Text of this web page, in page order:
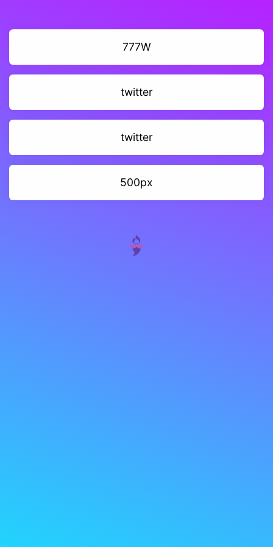
777W
twitter
twitter
500px